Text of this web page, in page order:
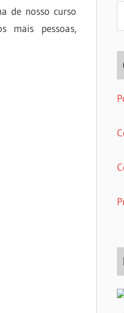
de nosso curso
mais pessoas,